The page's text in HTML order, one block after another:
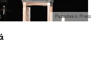
Papadakis Press